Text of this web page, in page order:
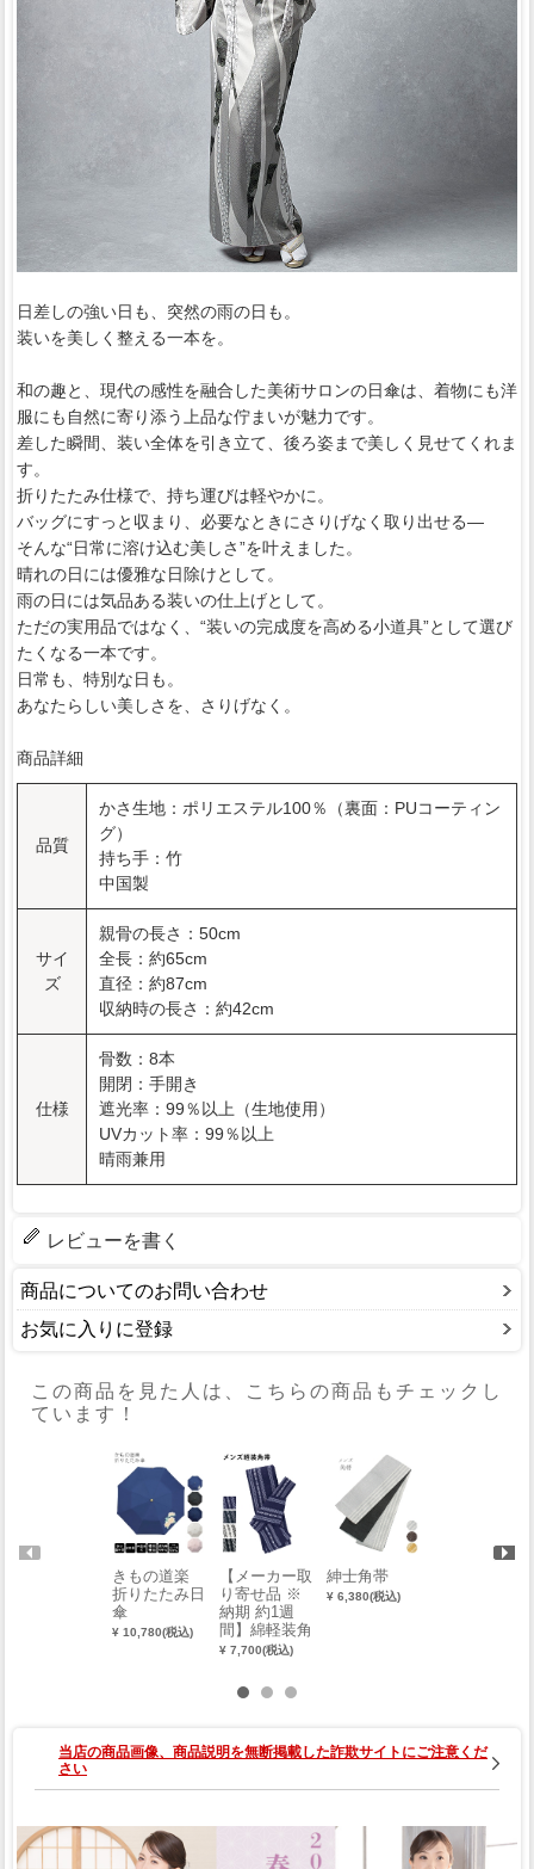
日差しの強い日も、突然の雨の日も。
装いを美しく整える一本を。
和の趣と、現代の感性を融合した美術サロンの日傘は、着物にも洋
服にも自然に寄り添う上品な佇まいが魅力です。
差した瞬間、装い全体を引き立て、後ろ姿まで美しく見せてくれま
す。
折りたたみ仕様で、持ち運びは軽やかに。
バッグにすっと収まり、必要なときにさりげなく取り出せる―
そんな“日常に溶け込む美しさ”を叶えました。
晴れの日には優雅な日除けとして。
雨の日には気品ある装いの仕上げとして。
ただの実用品ではなく、“装いの完成度を高める小道具”として選び
たくなる一本です。
日常も、特別な日も。
あなたらしい美しさを、さりげなく。
商品詳細
品質
かさ生地：ポリエステル100％（裏面：PUコーティン
グ）
持ち手：竹
中国製
サイ
ズ
親骨の長さ：50cm
全長：約65cm
直径：約87cm
収納時の長さ：約42cm
仕様
骨数：8本
開閉：手開き
遮光率：99％以上（生地使用）
UVカット率：99％以上
晴雨兼用
レビューを書く
商品についてのお問い合わせ
お気に入りに登録
この商品を見た人は、こちらの商品もチェックし
ています！
きもの道楽
折りたたみ日
傘
¥ 10,780(税込)
【メーカー取
り寄せ品 ※
納期 約1週
間】綿軽装角
帯（献上柄）
¥ 7,700(税込)
紳士角帯
¥ 6,380(税込)
当店の商品画像、商品説明を無断掲載した詐欺サイトにご注意くだ
さい